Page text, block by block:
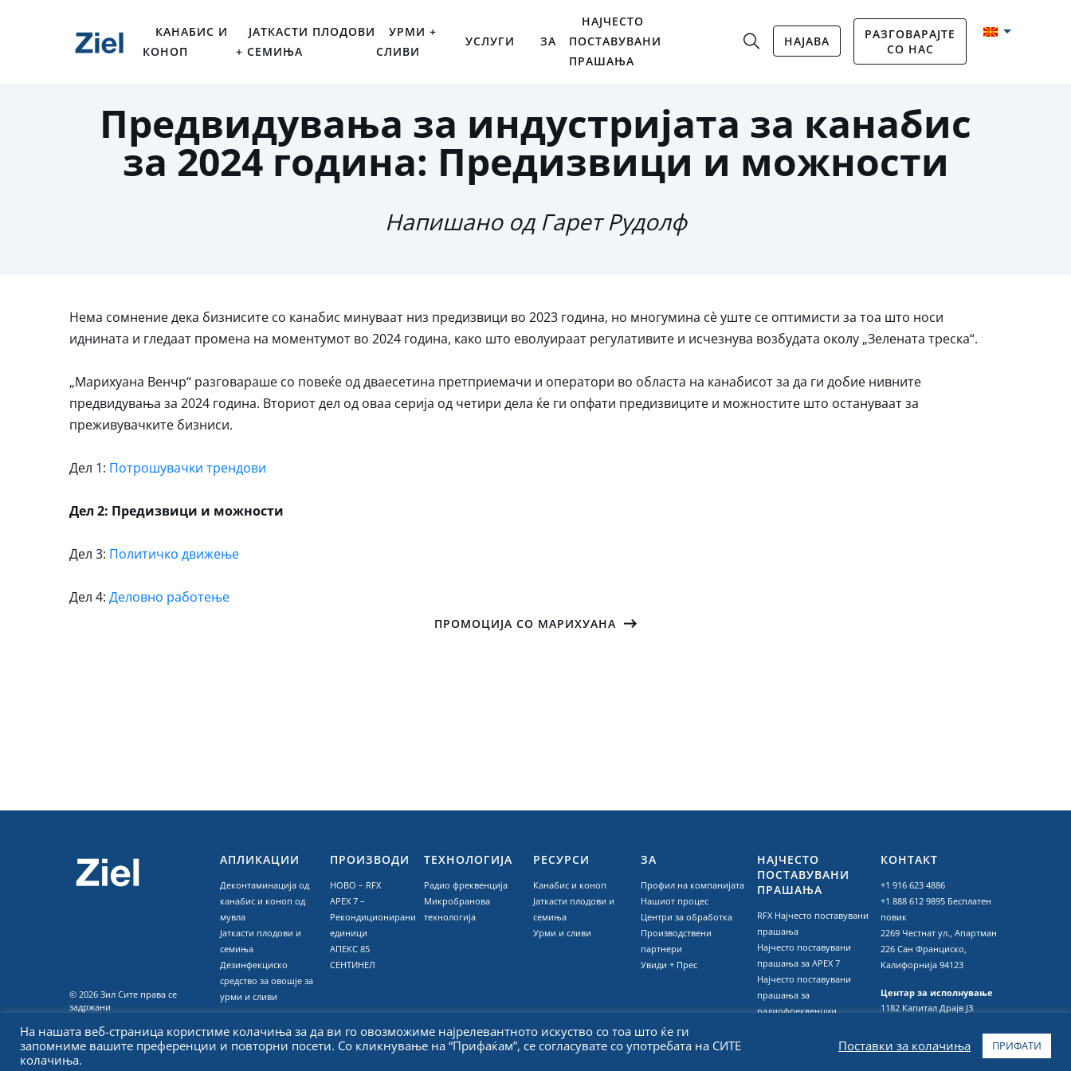
КАНАБИС И
КОНОП
ЈАТКАСТИ ПЛОДОВИ
+ СЕМИЊА
УРМИ +
СЛИВИ
УСЛУГИ ЗА
НАЈЧЕСТО
ПОСТАВУВАНИ
ПРАШАЊА
НАЈАВА
РАЗГОВАРАЈТЕ
СО НАС
Предвидувања за индустријата за канабис
за 2024 година: Предизвици и можности
Напишано од Гарет Рудолф
Нема сомнение дека бизнисите со канабис минуваат низ предизвици во 2023 година, но многумина сè уште се оптимисти за тоа што носи
иднината и гледаат промена на моментумот во 2024 година, како што еволуираат регулативите и исчезнува возбудата околу „Зелената треска“.
„Марихуана Венчр“ разговараше со повеќе од дваесетина претприемачи и оператори во областа на канабисот за да ги добие нивните
предвидувања за 2024 година. Вториот дел од оваа серија од четири дела ќе ги опфати предизвиците и можностите што остануваат за
преживувачките бизниси.
Дел 1: Потрошувачки трендови
Дел 2: Предизвици и можности
Дел 3: Политичко движење
Дел 4: Деловно работење
ПРОМОЦИЈА СО МАРИХУАНА
© 2026 Зил Сите права се
задржани
Приватност
Услови
Авторски права
АПЛИКАЦИИ
Деконтаминација од
канабис и коноп од
мувла
Јаткасти плодови и
семиња
Дезинфекциско
средство за овошје за
урми и сливи
ПРОИЗВОДИ
НОВО – RFX
APEX 7 –
Рекондиционирани
единици
АПЕКС 85
СЕНТИНЕЛ
ТЕХНОЛОГИЈА
Радио фреквенција
Микробранова
технологија
РЕСУРСИ
Канабис и коноп
Јаткасти плодови и
семиња
Урми и сливи
ЗА
Профил на компанијата
Нашиот процес
Центри за обработка
Производствени
партнери
Увиди + Прес
НАЈЧЕСТО
ПОСТАВУВАНИ
ПРАШАЊА
RFX Најчесто поставувани
прашања
Најчесто поставувани
прашања за APEX 7
Најчесто поставувани
прашања за
радиофреквенции
КОНТАКТ
+1 916 623 4886
+1 888 612 9895 Бесплатен
повик
2269 Честнат ул., Апартман
226 Сан Франциско,
Калифорнија 94123
Центар за исполнување
1182 Капитал Драјв ЈЗ
На нашата веб-страница користиме колачиња за да ви го овозможиме најрелевантното искуство со тоа што ќе ги
запомниме вашите преференции и повторни посети. Со кликнување на “Прифаќам”, се согласувате со употребата на СИТЕ
колачиња.
Поставки за колачиња ПРИФАТИ